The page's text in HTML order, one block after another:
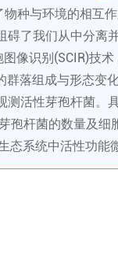
种与环境的相互
碍了我们从中分离
像识别(SCIR)技
群落组成与形态变
测活性芽孢杆菌。
孢杆菌的数量及
态系统中活性功能